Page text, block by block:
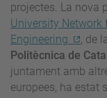
projectes. La nova
University Network
Engineering
, de
Politècnica de
juntament amb
europees, ha estat